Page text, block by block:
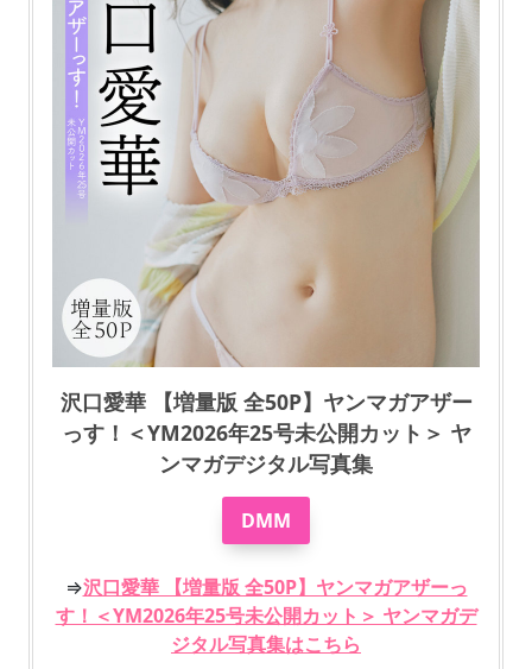
沢口愛華 【増量版 全50P】ヤンマガアザー
っす！＜YM2026年25号未公開カット＞ ヤ
ンマガデジタル写真集
DMM
⇒沢口愛華 【増量版 全50P】ヤンマガアザーっ
す！＜YM2026年25号未公開カット＞ ヤンマガデ
ジタル写真集はこちら